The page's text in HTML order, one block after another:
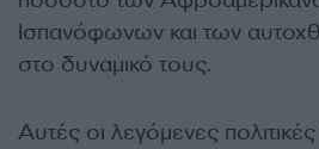
Ισπανόφωνων και των
στο δυναμικό τους.
Αυτές οι λεγόμενες